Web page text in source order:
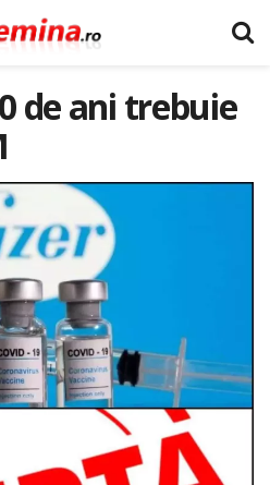
de ani trebuie